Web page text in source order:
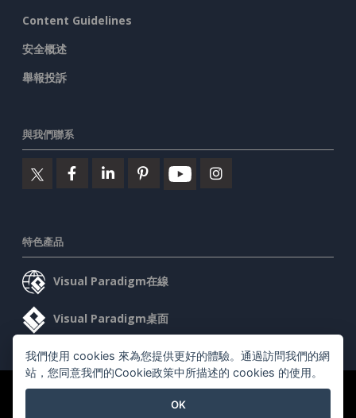
Content Guidelines
安全概述
舉報投訴
與我們聯系
特色產品
Visual Paradigm在線
Visual Paradigm桌面
©2026 by Visual Paradigm. 版權所有。
我們使用 cookies 來為您提供更好的體驗。通過訪問我們的網
站，您同意我們的Cookie政策中所描述的 cookies 的使用。
OK